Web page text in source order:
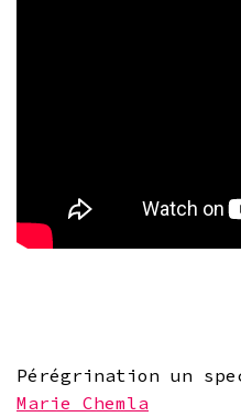
Pérégrination un
Marie Chemla